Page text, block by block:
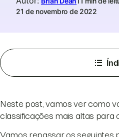
21 de novembro de 2022
Neste post, vamos ver como
classificações mais altas para
Vamos repassar os seguintes